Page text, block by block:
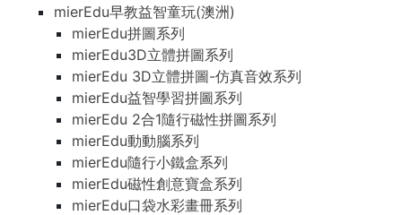
mierEdu早教益智童玩(澳洲)
mierEdu拼圖系列
mierEdu3D立體拼圖系列
mierEdu 3D立體拼圖-仿真音效系列
mierEdu益智學習拼圖系列
mierEdu 2合1隨行磁性拼圖系列
mierEdu動動腦系列
mierEdu隨行小鐵盒系列
mierEdu磁性創意寶盒系列
mierEdu口袋水彩畫冊系列